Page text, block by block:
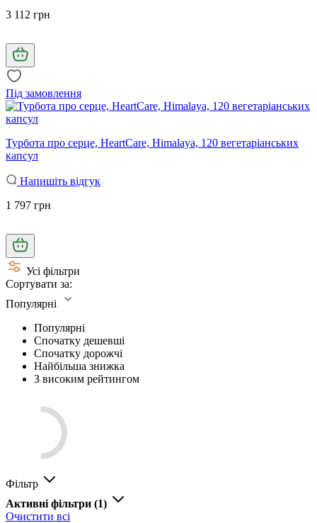
3 112 грн
Під замовлення
Турбота про серце, HeartCare, Himalaya, 120 вегетаріанських
капсул
Напишіть відгук
1 797 грн
Усі фільтри
Сортувати за:
Популярні
Популярні
Спочатку дешевші
Спочатку дорожчі
Найбільша знижка
З високим рейтингом
Фільтр
Активні фільтри (1)
Очистити всі